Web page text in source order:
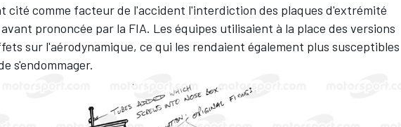
cité comme facteur de l'accident l'interdiction des plaques d'extrémité
prononcée par la FIA. Les équipes utilisaient à la place des versions
sur l'aérodynamique, ce qui les rendaient également plus susceptibles
s'endommager.